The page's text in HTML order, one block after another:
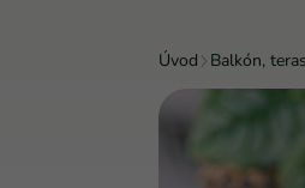
Úvod Balkón,